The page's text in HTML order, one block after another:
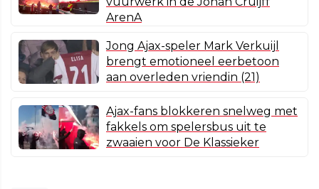
ArenA
Jong Ajax-speler Mark Verkuijl
brengt emotioneel eerbetoon
aan overleden vriendin (21)
Ajax-fans blokkeren snelweg met
fakkels om spelersbus uit te
zwaaien voor De Klassieker